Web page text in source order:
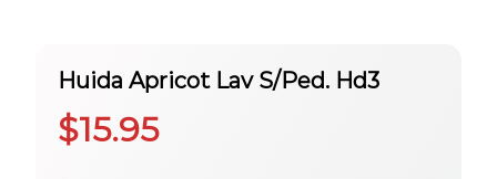
Huida Apricot Lav S/Ped. Hd3
$15.95